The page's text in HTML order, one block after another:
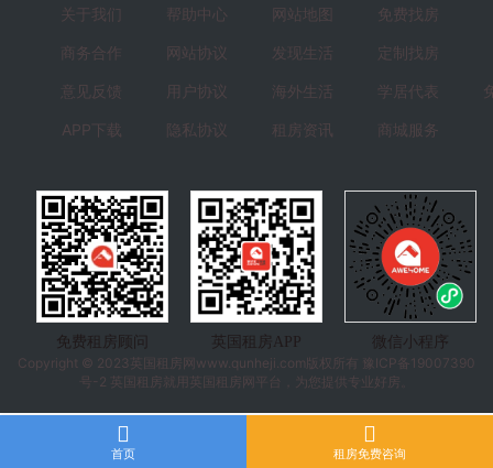
关于我们
商务合作
意见反馈
APP下载
帮助中心
网站协议
用户协议
隐私协议
网站地图
发现生活
海外生活
租房资讯
免费找房
定制找房
学居代表
商城服务
免费租房顾问 英国租房APP
微信小程序
Copyright © 2023 英国租房 网www.qunheji.com版权所有
豫ICP备19007390
号-2 英国租房就用英国租房网平台，为您提供专业好房。
首页 租房免费咨询